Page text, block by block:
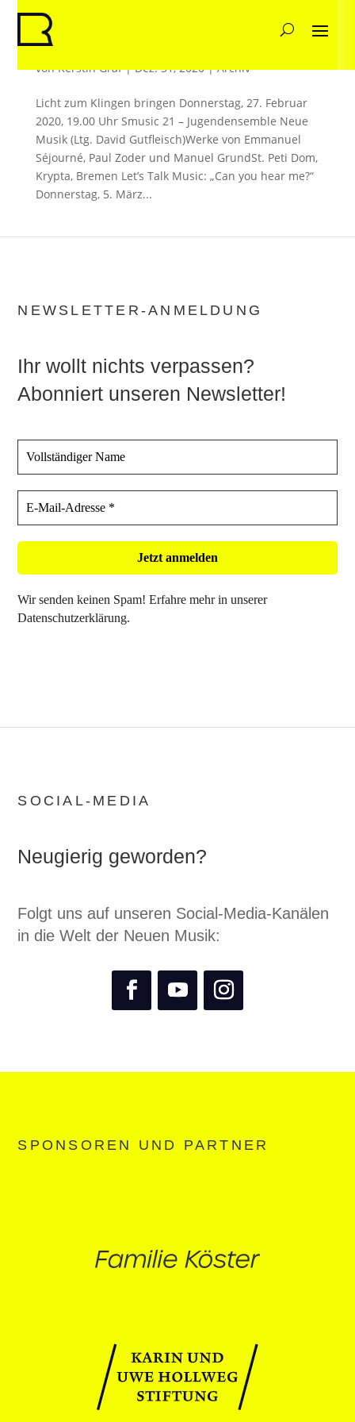
vonKerstin Graf|Dez. 31, 2020|Archiv
Licht zum Klingen bringen Donnerstag, 27. Februar
2020, 19.00 Uhr Smusic 21 – Jugendensemble Neue
Musik (Ltg. David Gutfleisch)Werke von Emmanuel
Séjourné, Paul Zoder und Manuel GrundSt. Peti Dom,
Krypta, Bremen Let’s Talk Music: „Can you hear me?“
Donnerstag, 5. März...
NEWSLETTER-ANMELDUNG
Ihr wollt nichts verpassen?
Abonniert unseren Newsletter!
Wir senden keinen Spam! Erfahre mehr in unserer
Datenschutzerklärung.
SOCIAL-MEDIA
Neugierig geworden?
Folgt uns auf unseren Social-Media-Kanälen
in die Welt der Neuen Musik:
SPONSOREN UND PARTNER